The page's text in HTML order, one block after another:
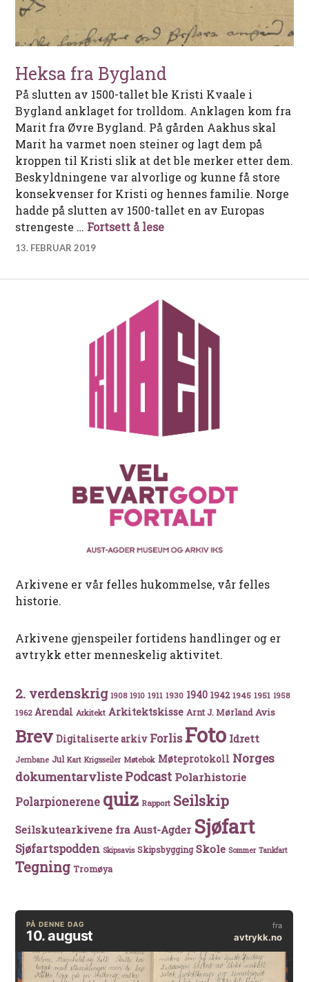
Heksa fra Bygland
På slutten av 1500-tallet ble Kristi Kvaale i
Bygland anklaget for trolldom. Anklagen kom fra
Marit fra Øvre Bygland. På gården Aakhus skal
Marit ha varmet noen steiner og lagt dem på
kroppen til Kristi slik at det ble merker etter dem.
Beskyldningene var alvorlige og kunne få store
konsekvenser for Kristi og hennes familie. Norge
hadde på slutten av 1500-tallet en av Europas
strengeste … Fortsett å leseHeksa fra Bygland
13. FEBRUAR 2019
Arkivene er vår felles hukommelse, vår felles
historie.
Arkivene gjenspeiler fortidens handlinger og er
avtrykk etter menneskelig aktivitet.
2. verdenskrig 1908 1910 1911 1930 1940 1942 1945 1951 1958
1962 Arendal Arkitekt Arkitektskisse Arnt J. Mørland Avis
Brev Digitaliserte arkiv Forlis Foto Idrett
Jernbane Jul Kart Krigsseiler Møtebok Møteprotokoll Norges
dokumentarvlistePodcast Polarhistorie
Polarpionerene quiz Rapport Seilskip
Seilskutearkivene fra Aust-Agder Sjøfart
Sjøfartspodden Skipsavis Skipsbygging Skole Sommer Tankfart
Tegning Tromøya